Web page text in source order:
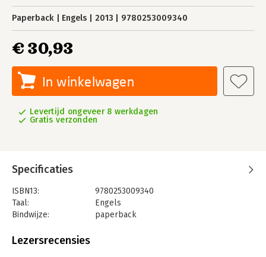
Paperback Engels 2013 9780253009340
€ 30,93
In winkelwagen
Levertijd ongeveer 8 werkdagen
Gratis verzonden
Specificaties
ISBN13:
9780253009340
Taal:
Engels
Bindwijze:
paperback
Uitgever:
Lezersrecensies